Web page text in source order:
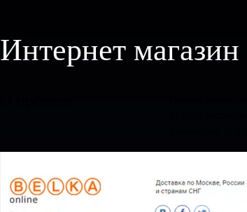
Интернет